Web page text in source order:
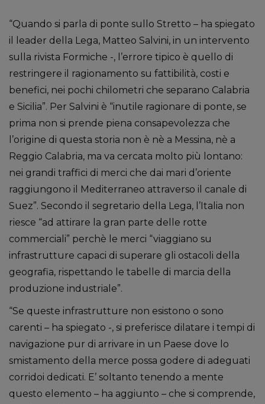
“Quando si parla di ponte sullo Stretto – ha spiegato
il leader della Lega, Matteo Salvini, in un intervento
sulla rivista Formiche -, l’errore tipico è quello di
restringere il ragionamento su fattibilità, costi e
benefici, nei pochi chilometri che separano Calabria
e Sicilia”. Per Salvini è “inutile ragionare di ponte, se
prima non si prende piena consapevolezza che
l’origine di questa storia non è nè a Messina, nè a
Reggio Calabria, ma va cercata molto più lontano:
nei grandi traffici di merci che dai mari d’oriente
raggiungono il Mediterraneo attraverso il canale di
Suez”. Secondo il segretario della Lega, l’Italia non
riesce “ad attirare la gran parte delle rotte
commerciali” perchè le merci “viaggiano su
infrastrutture capaci di superare gli ostacoli della
geografia, rispettando le tabelle di marcia della
produzione industriale”.
“Se queste infrastrutture non esistono o sono
carenti – ha spiegato -, si preferisce dilatare i tempi di
navigazione pur di arrivare in un Paese dove lo
smistamento della merce possa godere di adeguati
corridoi dedicati. E’ soltanto tenendo a mente
questo elemento – ha aggiunto – che si comprende,